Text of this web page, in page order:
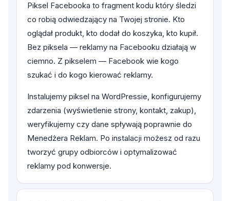
Piksel Facebooka to fragment kodu który śledzi
co robią odwiedzający na Twojej stronie. Kto
oglądał produkt, kto dodał do koszyka, kto kupił.
Bez piksela — reklamy na Facebooku działają w
ciemno. Z pikselem — Facebook wie kogo
szukać i do kogo kierować reklamy.
Instalujemy piksel na WordPressie, konfigurujemy
zdarzenia (wyświetlenie strony, kontakt, zakup),
weryfikujemy czy dane spływają poprawnie do
Menedżera Reklam. Po instalacji możesz od razu
tworzyć grupy odbiorców i optymalizować
reklamy pod konwersje.